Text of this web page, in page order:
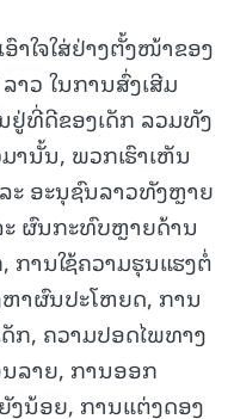
າໃຈໃສ່ຢ່າງຕັ້ງໜ້າຂອງ
ວ ໃນການສົ່ງເສີມ
ຢູ່ທີ່ດີຂອງເດັກ ລວມທັງ
ານັ້ນ, ພວກເຮົາເຫັນ
ະ ອະນຸຊົນລາວທັງຫຼາຍ
ຜົນກະທົບຫຼາຍດ້ານ
ການໃຊ້ຄວາມຮຸນແຮງຕໍ່
າຜົນປະໂຫຍດ, ການ
ດັກ, ຄວາມປອດໄພທາງ
ລາຍ, ການອອກ
ງນ້ອຍ, ການແຕ່ງດອງ